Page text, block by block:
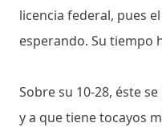
licencia federal, pues
esperando. Su tiempo
Sobre su 10-28, éste
y a que tiene tocayos